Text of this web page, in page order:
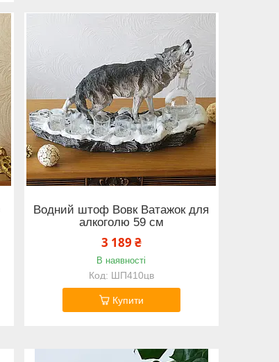
Водний штоф Вовк Ватажок для
алкоголю 59 см
3 189 ₴
В наявності
ШП410цв
Купити